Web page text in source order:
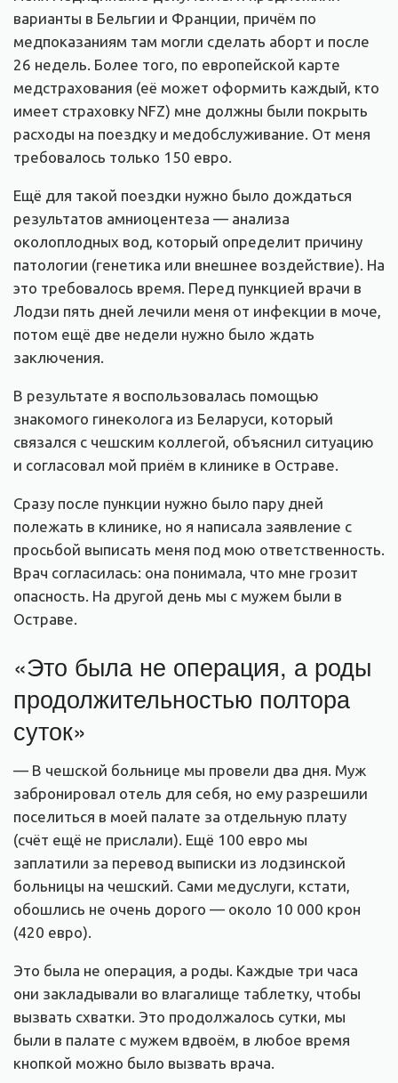
варианты в Бельгии и Франции, причём по
медпоказаниям там могли сделать аборт и после
26 недель. Более того, по европейской карте
медстрахования (её может оформить каждый, кто
имеет страховку NFZ) мне должны были покрыть
расходы на поездку и медобслуживание. От меня
требовалось только 150 евро.
Ещё для такой поездки нужно было дождаться
результатов амниоцентеза — анализа
околоплодных вод, который определит причину
патологии (генетика или внешнее воздействие). На
это требовалось время. Перед пункцией врачи в
Лодзи пять дней лечили меня от инфекции в моче,
потом ещё две недели нужно было ждать
заключения.
В результате я воспользовалась помощью
знакомого гинеколога из Беларуси, который
связался с чешским коллегой, объяснил ситуацию
и согласовал мой приём в клинике в Остраве.
Сразу после пункции нужно было пару дней
полежать в клинике, но я написала заявление с
просьбой выписать меня под мою ответственность.
Врач согласилась: она понимала, что мне грозит
опасность. На другой день мы с мужем были в
Остраве.
«Это была не операция, а роды
продолжительностью полтора
суток»
— В чешской больнице мы провели два дня. Муж
забронировал отель для себя, но ему разрешили
поселиться в моей палате за отдельную плату
(счёт ещё не прислали). Ещё 100 евро мы
заплатили за перевод выписки из лодзинской
больницы на чешский. Сами медуслуги, кстати,
обошлись не очень дорого — около 10 000 крон
(420 евро).
Это была не операция, а роды. Каждые три часа
они закладывали во влагалище таблетку, чтобы
вызвать схватки. Это продолжалось сутки, мы
были в палате с мужем вдвоём, в любое время
кнопкой можно было вызвать врача.